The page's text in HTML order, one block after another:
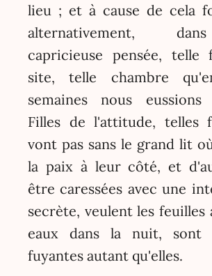
lieu ; et à cause de cela
alternativement,
capricieuse pensée, telle
site, telle chambre
semaines nous eussions
Filles de l'attitude, telles
vont pas sans le grand lit
la paix à leur côté, et
être caressées avec une
secrète, veulent les feuilles
eaux dans la nuit, sont
fuyantes autant qu'elles.